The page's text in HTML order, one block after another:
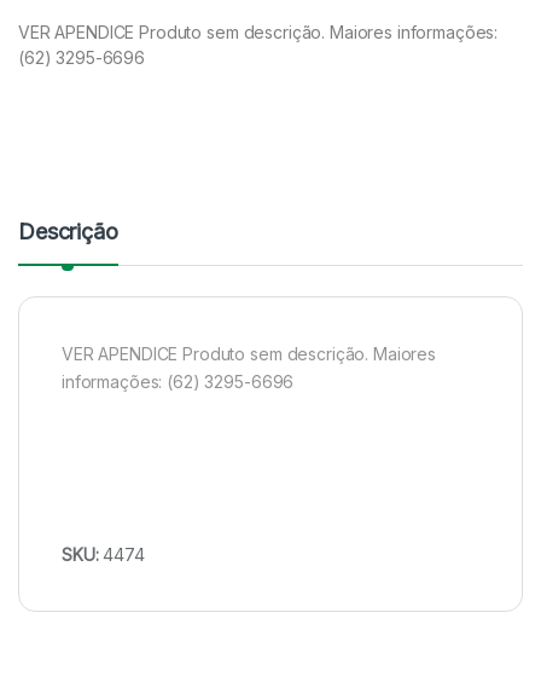
VER APENDICE Produto sem descrição. Maiores informações:
(62) 3295-6696
Descrição
VER APENDICE Produto sem descrição. Maiores
informações: (62) 3295-6696
SKU:4474